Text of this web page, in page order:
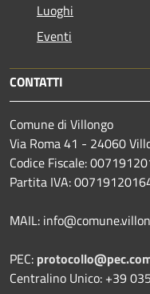
Luoghi
Eventi
CONTATTI
Comune di Villongo
Via Roma 41 - 24060
Codice Fiscale:
Partita IVA:
MAIL:
PEC:
Centralino Unico: +39